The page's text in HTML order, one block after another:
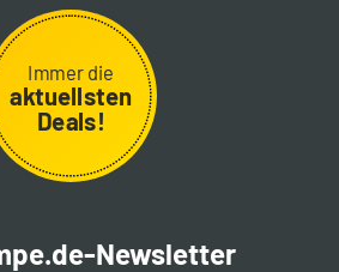
Immer die
aktuellsten
Deals!
Newsletter